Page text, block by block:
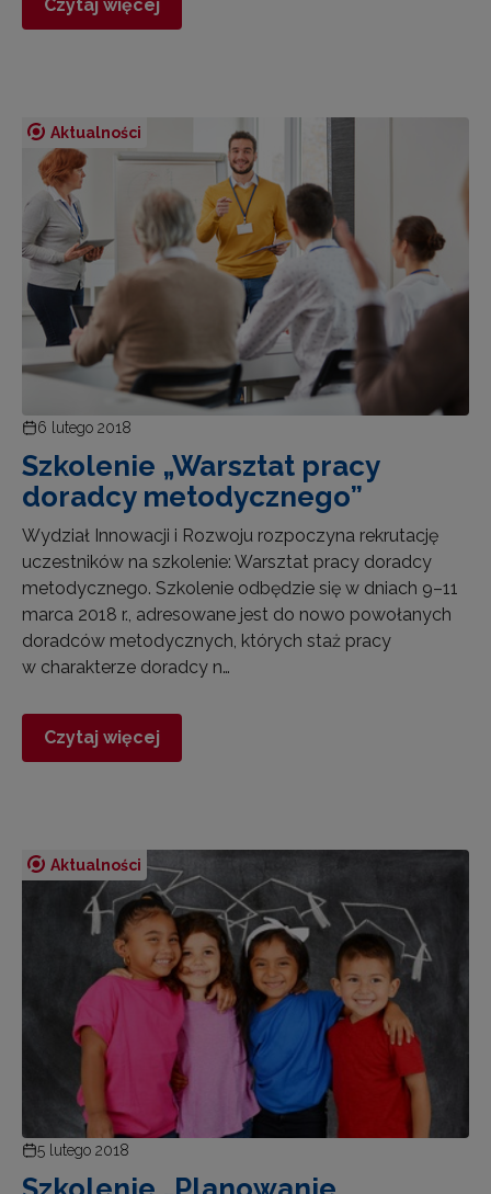
Czytaj więcej
Aktualności
6 lutego 2018
Szkolenie „Warsztat pracy
doradcy metodycznego”
Wydział Innowacji i Rozwoju rozpoczyna rekrutację
uczestników na szkolenie: Warsztat pracy doradcy
metodycznego. Szkolenie odbędzie się w dniach 9–11
marca 2018 r., adresowane jest do nowo powołanych
doradców metodycznych, których staż pracy
w charakterze doradcy n…
Czytaj więcej
Aktualności
5 lutego 2018